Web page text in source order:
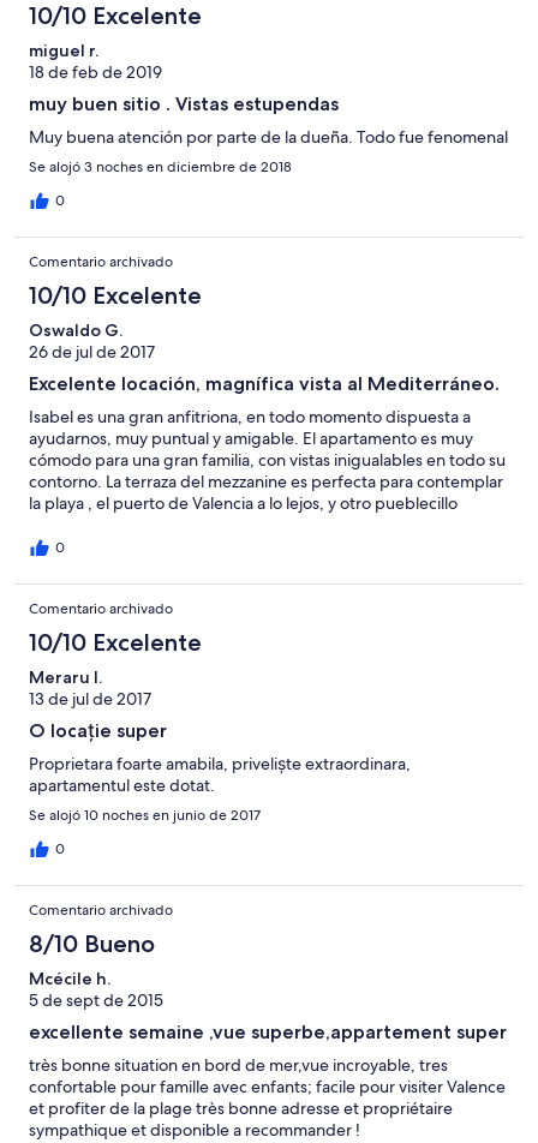
10/10 Excelente
miguel r.
18 de feb de 2019
muy buen sitio . Vistas estupendas
Muy buena atención por parte de la dueña. Todo fue fenomenal
Se alojó 3 noches en diciembre de 2018
0
Comentario archivado
10/10 Excelente
Oswaldo G.
26 de jul de 2017
Excelente locación, magnífica vista al Mediterráneo.
Isabel es una gran anfitriona, en todo momento dispuesta a
ayudarnos, muy puntual y amigable. El apartamento es muy
cómodo para una gran familia, con vistas inigualables en todo su
contorno. La terraza del mezzanine es perfecta para contemplar
la playa , el puerto de Valencia a lo lejos, y otro pueblecillo
0
Comentario archivado
10/10 Excelente
Meraru I.
13 de jul de 2017
O locație super
Proprietara foarte amabila, priveliște extraordinara,
apartamentul este dotat.
Se alojó 10 noches en junio de 2017
0
Comentario archivado
8/10 Bueno
Mcécile h.
5 de sept de 2015
excellente semaine ,vue superbe,appartement super
très bonne situation en bord de mer,vue incroyable, tres
confortable pour famille avec enfants; facile pour visiter Valence
et profiter de la plage très bonne adresse et propriétaire
sympathique et disponible a recommander !